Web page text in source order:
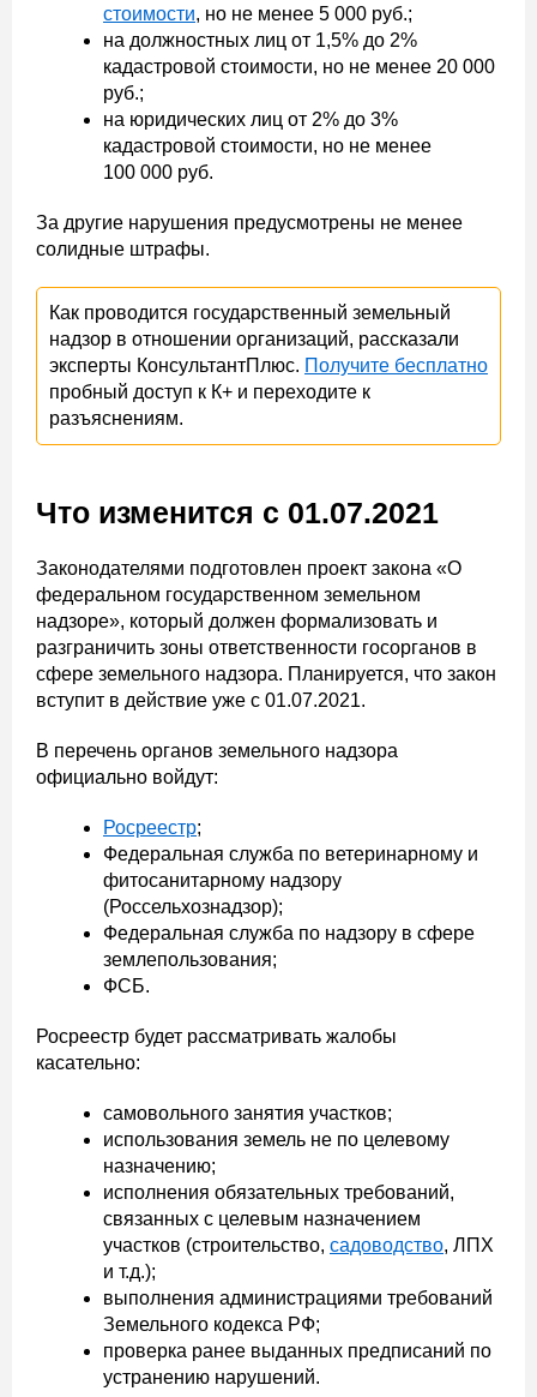
стоимости, но не менее 5 000 руб.;
на должностных лиц от 1,5% до 2%
кадастровой стоимости, но не менее 20 000
руб.;
на юридических лиц от 2% до 3%
кадастровой стоимости, но не менее
100 000 руб.
За другие нарушения предусмотрены не менее
солидные штрафы.
Как проводится государственный земельный
надзор в отношении организаций, рассказали
эксперты КонсультантПлюс. Получите бесплатно
пробный доступ к К+ и переходите к
разъяснениям.
Что изменится с 01.07.2021
Законодателями подготовлен проект закона «О
федеральном государственном земельном
надзоре», который должен формализовать и
разграничить зоны ответственности госорганов в
сфере земельного надзора. Планируется, что закон
вступит в действие уже с 01.07.2021.
В перечень органов земельного надзора
официально войдут:
Росреестр;
Федеральная служба по ветеринарному и
фитосанитарному надзору
(Россельхознадзор);
Федеральная служба по надзору в сфере
землепользования;
ФСБ.
Росреестр будет рассматривать жалобы
касательно:
самовольного занятия участков;
использования земель не по целевому
назначению;
исполнения обязательных требований,
связанных с целевым назначением
участков (строительство, садоводство, ЛПХ
и т.д.);
выполнения администрациями требований
Земельного кодекса РФ;
проверка ранее выданных предписаний по
устранению нарушений.